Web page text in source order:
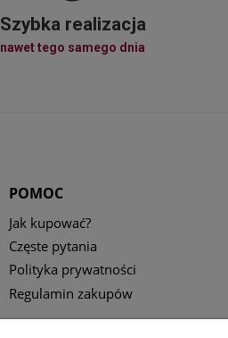
Szybka realizacja
nawet tego samego dnia
POMOC
Jak kupować?
Częste pytania
Polityka prywatności
Regulamin zakupów